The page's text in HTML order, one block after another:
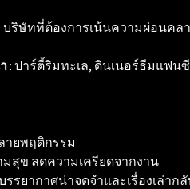
บริษัทที่ต้องการเน้นความผ่อนค
: ปาร์ตี้ริมทะเล, ดินเนอร์ธีมแฟน
ายพฤติกรรม
มสุข ลดความเครียดจากงาน
รยากาศน่าจดจำและเรื่องเล่าก